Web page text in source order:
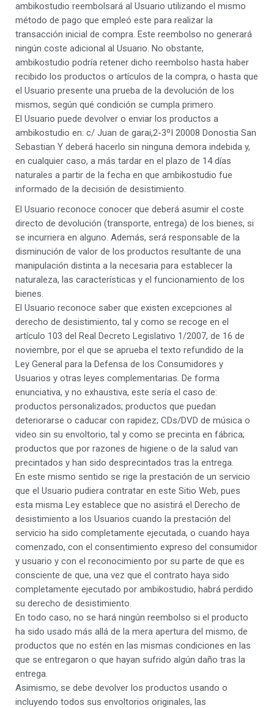
ambikostudio reembolsará al Usuario utilizando el mismo
método de pago que empleó este para realizar la
transacción inicial de compra. Este reembolso no generará
ningún coste adicional al Usuario. No obstante,
ambikostudio podría retener dicho reembolso hasta haber
recibido los productos o artículos de la compra, o hasta que
el Usuario presente una prueba de la devolución de los
mismos, según qué condición se cumpla primero.
El Usuario puede devolver o enviar los productos a
ambikostudio en: c/ Juan de garai,2-3ºI 20008 Donostia San
Sebastian Y deberá hacerlo sin ninguna demora indebida y,
en cualquier caso, a más tardar en el plazo de 14 días
naturales a partir de la fecha en que ambikostudio fue
informado de la decisión de desistimiento.
El Usuario reconoce conocer que deberá asumir el coste
directo de devolución (transporte, entrega) de los bienes, si
se incurriera en alguno. Además, será responsable de la
disminución de valor de los productos resultante de una
manipulación distinta a la necesaria para establecer la
naturaleza, las características y el funcionamiento de los
bienes.
El Usuario reconoce saber que existen excepciones al
derecho de desistimiento, tal y como se recoge en el
artículo 103 del Real Decreto Legislativo 1/2007, de 16 de
noviembre, por el que se aprueba el texto refundido de la
Ley General para la Defensa de los Consumidores y
Usuarios y otras leyes complementarias. De forma
enunciativa, y no exhaustiva, este sería el caso de:
productos personalizados; productos que puedan
deteriorarse o caducar con rapidez; CDs/DVD de música o
video sin su envoltorio, tal y como se precinta en fábrica;
productos que por razones de higiene o de la salud van
precintados y han sido desprecintados tras la entrega.
En este mismo sentido se rige la prestación de un servicio
que el Usuario pudiera contratar en este Sitio Web, pues
esta misma Ley establece que no asistirá el Derecho de
desistimiento a los Usuarios cuando la prestación del
servicio ha sido completamente ejecutada, o cuando haya
comenzado, con el consentimiento expreso del consumidor
y usuario y con el reconocimiento por su parte de que es
consciente de que, una vez que el contrato haya sido
completamente ejecutado por ambikostudio, habrá perdido
su derecho de desistimiento.
En todo caso, no se hará ningún reembolso si el producto
ha sido usado más allá de la mera apertura del mismo, de
productos que no estén en las mismas condiciones en las
que se entregaron o que hayan sufrido algún daño tras la
entrega.
Asimismo, se debe devolver los productos usando o
incluyendo todos sus envoltorios originales, las